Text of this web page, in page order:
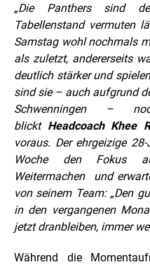
„Die Panthers sind
Tabellenstand vermuten
Samstag wohl nochmals
als zuletzt, andererseits
deutlich stärker und
sind sie – auch aufgrund
Schwenningen –
blickt Headcoach Khee
voraus. Der ehrgeizige
Woche den Fokus
Weitermachen und
von seinem Team: „Den
in den vergangenen
jetzt dranbleiben, immer
Während die